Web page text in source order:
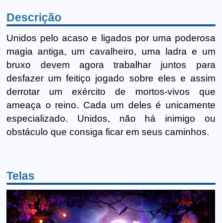
Descrição
Unidos pelo acaso e ligados por uma poderosa
magia antiga, um cavalheiro, uma ladra e um
bruxo devem agora trabalhar juntos para
desfazer um feitiço jogado sobre eles e assim
derrotar um exército de mortos-vivos que
ameaça o reino. Cada um deles é unicamente
especializado. Unidos, não há inimigo ou
obstáculo que consiga ficar em seus caminhos.
Telas